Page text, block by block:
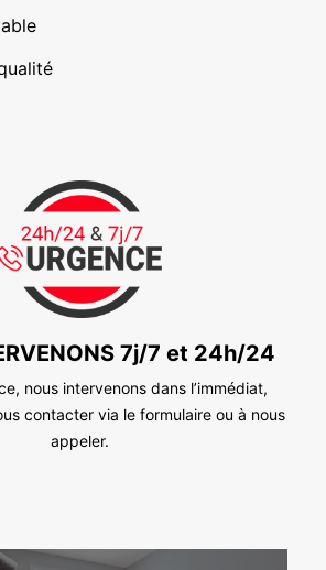
7j/7 et 24h/24
nous intervenons dans l’immédiat,
contacter via le formulaire ou à nous
appeler.